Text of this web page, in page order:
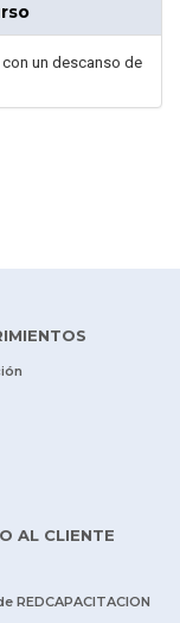
un descanso de
AL CLIENTE
REDCAPACITACION